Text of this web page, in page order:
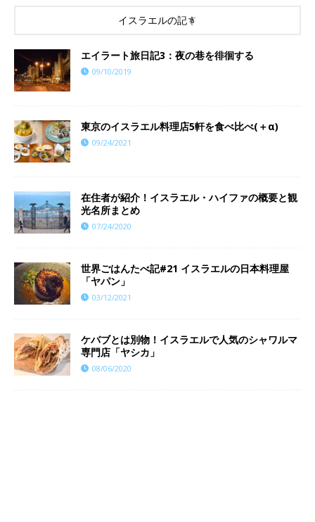
イスラエルの記事
エイラート旅日記3：夜の巷を徘徊する
09/10/2019
東京のイスラエル料理店5軒を食べ比べ(＋α)
09/24/2021
在住者が紹介！イスラエル・ハイファの概要と観
光名所まとめ
07/24/2020
世界ごはんたべ記#21 イスラエルの日本料理屋
「ヤパン」
03/12/2021
ケバブとは別物！イスラエルで人気のシャワルマ
専門店「ヤシカ」
08/06/2020